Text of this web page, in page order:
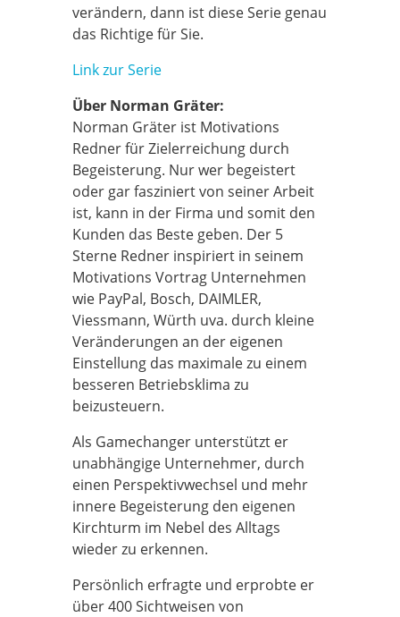
verändern, dann ist diese Serie genau
das Richtige für Sie.
Link zur Serie
Über Norman Gräter:
Norman Gräter ist Motivations
Redner für Zielerreichung durch
Begeisterung. Nur wer begeistert
oder gar fasziniert von seiner Arbeit
ist, kann in der Firma und somit den
Kunden das Beste geben. Der 5
Sterne Redner inspiriert in seinem
Motivations Vortrag Unternehmen
wie PayPal, Bosch, DAIMLER,
Viessmann, Würth uva. durch kleine
Veränderungen an der eigenen
Einstellung das maximale zu einem
besseren Betriebsklima zu
beizusteuern.
Als Gamechanger unterstützt er
unabhängige Unternehmer, durch
einen Perspektivwechsel und mehr
innere Begeisterung den eigenen
Kirchturm im Nebel des Alltags
wieder zu erkennen.
Persönlich erfragte und erprobte er
über 400 Sichtweisen von